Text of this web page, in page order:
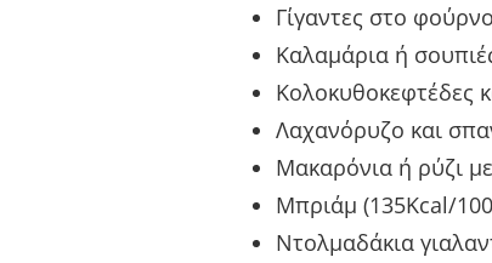
Γίγαντες στο
Καλαμάρια ή
Κολοκυθοκεφτέδες
Λαχανόρυζο και
Μακαρόνια ή ρύζι
Μπριάμ (135Kcal/
Ντολμαδάκια